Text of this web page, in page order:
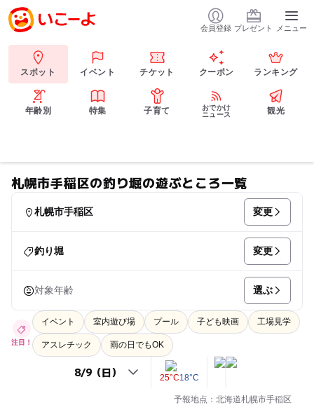
会員登録 プレゼント メニュー
スポット イベント チケット クーポン ランキング
年齢別 特集 子育て
おでかけ
ニュース
観光
札幌市手稲区の釣り堀の遊ぶところ一覧
札幌市手稲区 変更
釣り堀 変更
対象年齢 選ぶ
注目！
イベント 室内遊び場 プール 子ども映画 工場見学
アスレチック 雨の日でもOK
25°C18°C
予報地点：北海道札幌市手稲区